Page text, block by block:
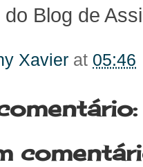
Blog de
Xavier at 05:46